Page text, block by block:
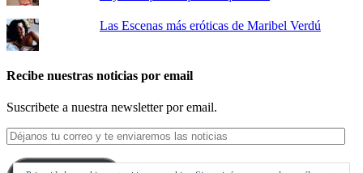
Las Escenas más eróticas de Maribel Verdú
Recibe nuestras noticias por email
Suscribete a nuestra newsletter por email.
Déjanos
tu
correo